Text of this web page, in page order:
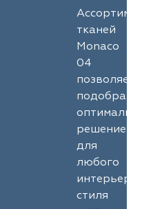
тканей
Monaco
04
позволяет
подобрать
решение
для
любого
стиля